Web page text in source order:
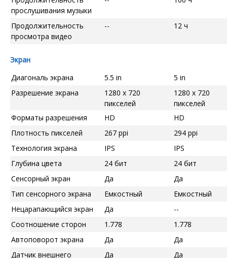
прослушивания музыки
Продолжительность
просмотра видео
-- 12 ч
Экран
Диагональ экрана
5.5 in
5 in
Разрешение экрана
1280 x 720
пикселей
1280 x 720
пикселей
Форматы разрешения
HD
HD
Плотность пикселей
267 ppi
294 ppi
Технология экрана
IPS
IPS
Глубина цвета
24 бит
24 бит
Сенсорный экран
Да
Да
Тип сенсорного экрана
Емкостный
Емкостный
Нецарапающийся экран
Да
--
Соотношение сторон
1.778
1.778
Автоповорот экрана
Да
Да
Датчик внешнего
Да Да